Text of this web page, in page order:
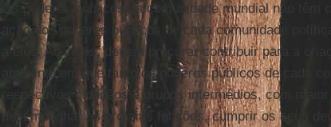
Os poderes públicos da comunidade mundial não
ação dos poderes públicos de cada comunidade
a eles. Ao invés, devem procurar contribuir para a
ambiente em que tanto os poderes públicos de cada
respectivos cidadãos e grupos intermédios, com
desempenhar as próprias funções, cumprir os seus